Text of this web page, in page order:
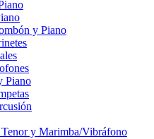
y Piano
Piano
y Marimba/Vibráfono